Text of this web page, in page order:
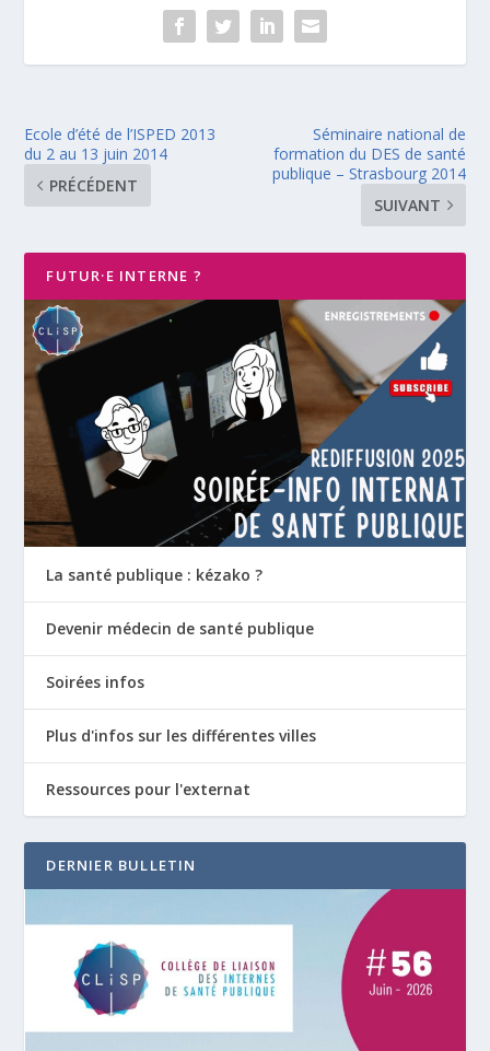
Ecole d’été de l’ISPED 2013
du 2 au 13 juin 2014
PRÉCÉDENT
Séminaire national de
formation du DES de santé
publique – Strasbourg 2014
SUIVANT
FUTUR·E INTERNE ?
La santé publique : kézako ?
Devenir médecin de santé publique
Soirées infos
Plus d'infos sur les différentes villes
Ressources pour l'externat
DERNIER BULLETIN